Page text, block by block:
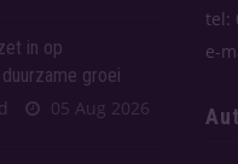
in op
groei
05 Aug 2026
tel:
e-